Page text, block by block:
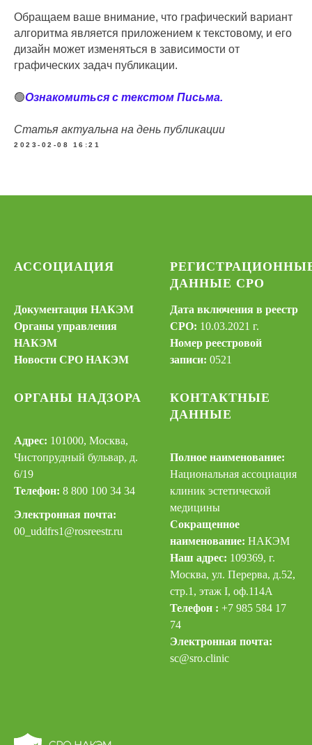
Обращаем ваше внимание, что графический вариант
алгоритма является приложением к текстовому, и его
дизайн может изменяться в зависимости от
графических задач публикации.
🟢Ознакомиться с текстом Письма.
Статья актуальна на день публикации
2023-02-08 16:21
АССОЦИАЦИЯ
Документация НАКЭМ
Органы управления
НАКЭМ
Новости СРО НАКЭМ
ДАННЫЕ СРО
Дата включения в реестр
СРО: 10.03.2021 г.
Номер реестровой
записи: 0521
ОРГАНЫ НАДЗОРА
Адрес: 101000, Москва,
Чистопрудный бульвар, д.
6/19
Телефон: 8 800 100 34 34
Электронная почта:
00_uddfrs1@rosreestr.ru
КОНТАКТНЫЕ
ДАННЫЕ
Полное наименование:
Национальная ассоциация
клиник эстетической
медицины
Сокращенное
наименование: НАКЭМ
Наш адрес: 109369, г.
Москва, ул. Перерва, д.52,
стр.1, этаж I, оф.114А
Телефон : +7 985 584 17
74
Электронная почта:
sc@sro.clinic